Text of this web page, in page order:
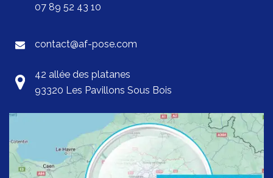
07 89 52 43 10
contact@af-pose.com
42 allée des platanes
93320 Les Pavillons Sous Bois